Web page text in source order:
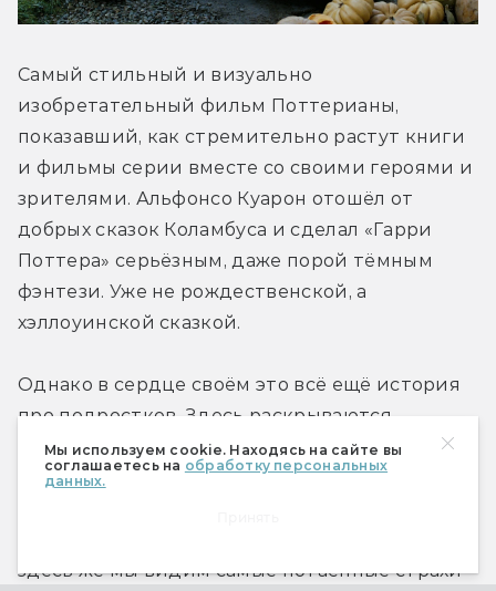
Мы используем cookie. Находясь на сайте вы
соглашаетесь на обработку персональных
данных.
Самый стильный и визуально
изобретательный фильм Поттерианы,
показавший, как стремительно растут книги
и фильмы серии вместе со своими героями и
зрителями. Альфонсо Куарон отошёл от
добрых сказок Коламбуса и сделал «Гарри
Поттера» серьёзным, даже порой тёмным
фэнтези. Уже не рождественской, а
хэллоуинской сказкой.
Однако в сердце своём это всё ещё история
про подростков. Здесь раскрываются
неожиданные подробности о родителях
Гарри (на которых, по словам окружающих, так
здесь же мы видим самые потаённые страхи